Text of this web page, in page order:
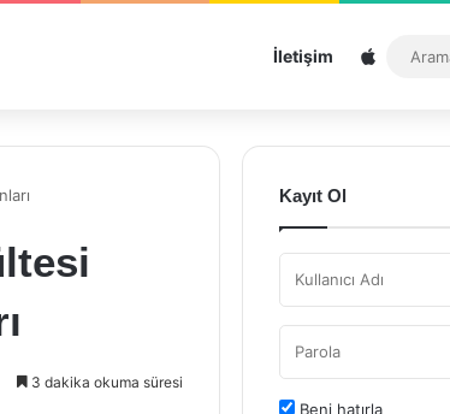
İletişim Sitemap
3 dakika okuma süresi
Kayıt Ol
Beni hatırla